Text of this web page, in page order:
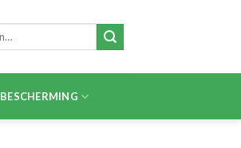
BESCHERMING